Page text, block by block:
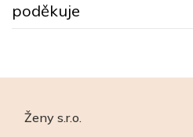
poděkuje
Ženy s.r.o.